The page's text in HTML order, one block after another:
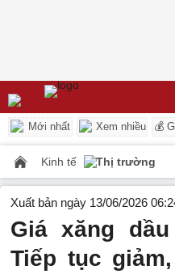
Mới nhất Xem nhiều 💰
Kinh tế Thị trường
Xuất bản ngày 13/06/2026
Giá xăng
Tiếp tục